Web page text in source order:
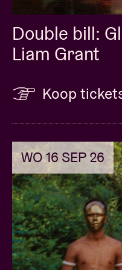
Double bill:
Liam Grant
Koop
WO 16 SEP 26